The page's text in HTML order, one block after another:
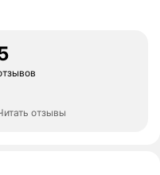
отзывы